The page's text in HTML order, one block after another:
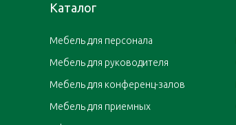
Каталог
Мебель для персонала
Мебель для руководителя
Мебель для конференц-залов
Мебель для приемных